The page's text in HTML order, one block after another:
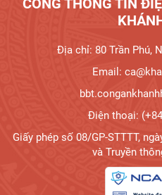
CỔNG THÔNG TIN
Địa chỉ: 80 Trần Phú,
Email:
Điện thoại:
Giấy phép số 08/GP-STTTT,
và Truyền